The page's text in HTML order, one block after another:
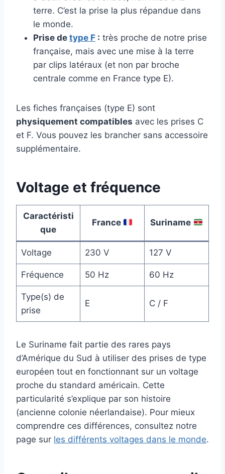
terre. C’est la prise la plus répandue dans
le monde.
Prise de type F : très proche de notre prise
française, mais avec une mise à la terre
par clips latéraux (et non par broche
centrale comme en France type E).
Les fiches françaises (type E) sont
physiquement compatibles avec les prises C
et F. Vous pouvez les brancher sans accessoire
supplémentaire.
Voltage et fréquence
Caractéristi
que
France Suriname
Voltage 230 V 127 V
Fréquence 50 Hz 60 Hz
Type(s) de
prise
E C / F
Le Suriname fait partie des rares pays
d’Amérique du Sud à utiliser des prises de type
européen tout en fonctionnant sur un voltage
proche du standard américain. Cette
particularité s’explique par son histoire
(ancienne colonie néerlandaise). Pour mieux
comprendre ces différences, consultez notre
page sur les différents voltages dans le monde.